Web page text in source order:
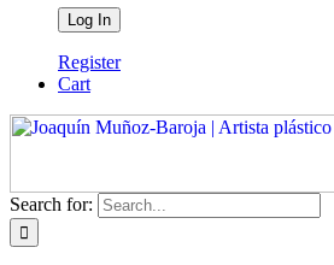
Register
Cart
Search for: